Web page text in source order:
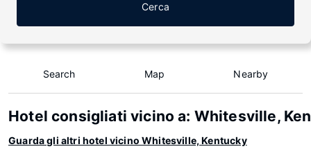
Cerca
Search Map Nearby
Hotel consigliati vicino a: Whitesville,
Guarda gli altri hotel vicino Whitesville, Kentucky